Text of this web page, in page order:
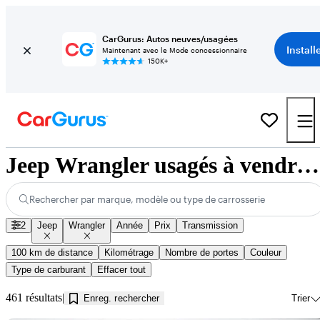
CarGurus: Autos neuves/usagées
Maintenant avec le Mode concessionnaire
150K+
Jeep Wrangler usagés à vendre près de Innisfil, ON
Rechercher par marque, modèle ou type de carrosserie
2 Jeep Wrangler Année Prix Transmission
100 km de distance Kilométrage Nombre de portes
Couleur
Type de carburant
Effacer tout
461 résultats Enreg. rechercher Trier